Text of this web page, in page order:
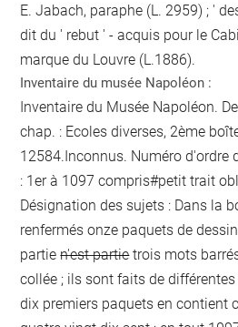
E. Jabach, paraphe (L. 2959) ; '
dit du ' rebut ' - acquis pour le
marque du Louvre (L.1886).
Inventaire du musée Napoléon :
Inventaire du Musée Napoléon.
chap. : Ecoles diverses, 2ème
12584.Inconnus. Numéro d'ordre
: 1er à 1097 compris#petit trait
Désignation des sujets : Dans la
renfermés onze paquets de
partien'est partie trois mots
collée ; ils sont faits de
dix premiers paquets en contient